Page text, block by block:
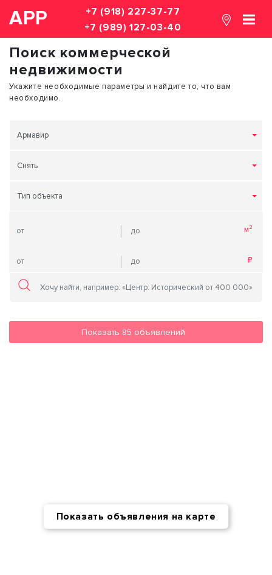
АРР
+7 (918) 227-37-77
+7 (989) 127-03-40
Поиск коммерческой
недвижимости
Укажите необходимые параметры и найдите то, что вам
необходимо.
Армавир
Снять
Тип объекта
Показать 85 объявлений
Показать объявления на карте